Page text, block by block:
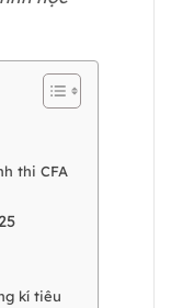
thi CFA
kí tiêu